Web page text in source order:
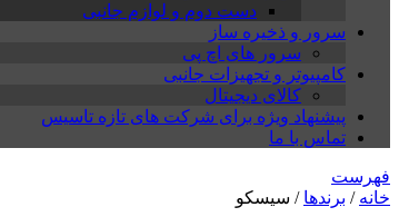
دست دوم و لوازم جانبی
سرور و ذخیره ساز
سرور های اچ پی
کامپیوتر و تجهیزات جانبی
کالای دیجیتال
پیشنهاد ویژه برای شرکت های تازه تاسیس
تماس با ما
فهرست
خانه / برندها / سیسکو